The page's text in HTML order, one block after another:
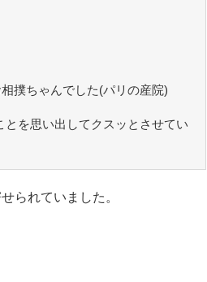
撲ちゃんでした(パリの産院)
を思い出してクスッとさせてい
られていました。